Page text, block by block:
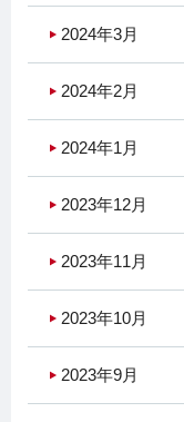
2024年3月
2024年2月
2024年1月
2023年12月
2023年11月
2023年10月
2023年9月